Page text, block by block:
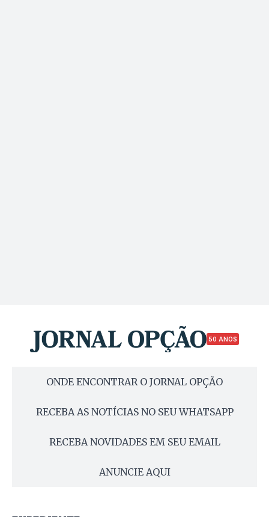
50 ANOS
ONDE ENCONTRAR O JORNAL OPÇÃO
RECEBA AS NOTÍCIAS NO SEU WHATSAPP
RECEBA NOVIDADES EM SEU EMAIL
ANUNCIE AQUI